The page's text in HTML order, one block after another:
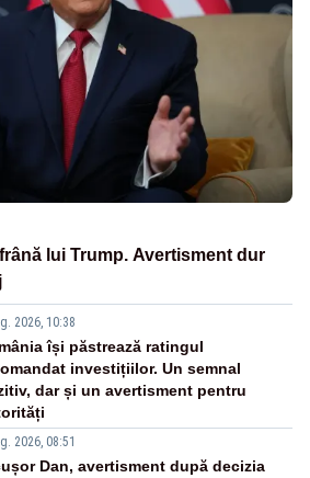
lui Trump. Avertisment dur
2026, 10:38
își păstrează ratingul
investițiilor. Un semnal
dar și un avertisment pentru
2026, 08:51
Dan, avertisment după decizia